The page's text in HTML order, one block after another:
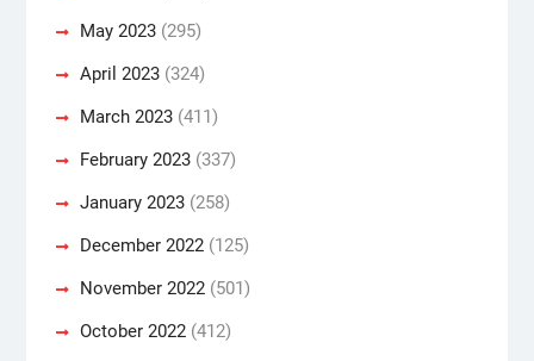
May 2023(295)
April 2023(324)
March 2023(411)
February 2023(337)
January 2023(258)
December 2022(125)
November 2022(501)
October 2022(412)